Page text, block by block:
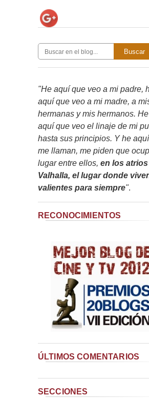
Buscar
"He aquí que veo a mi padre,
aquí que veo a mi madre, a
hermanas y mis hermanos. He
aquí que veo el linaje de mi
hasta sus principios. Y he
me llaman, me piden que
lugar entre ellos, en los
Valhalla, el lugar donde
valientes para siempre".
RECONOCIMIENTOS
ÚLTIMOS COMENTARIOS
SECCIONES